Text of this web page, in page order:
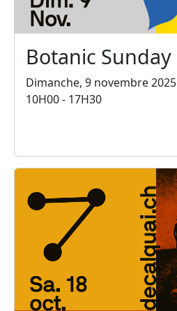
Botanic Sunday
Dimanche, 9 novembre 2025
10H00 - 17H30